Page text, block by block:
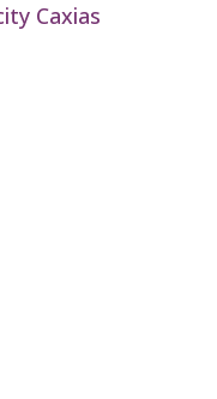
Caxias